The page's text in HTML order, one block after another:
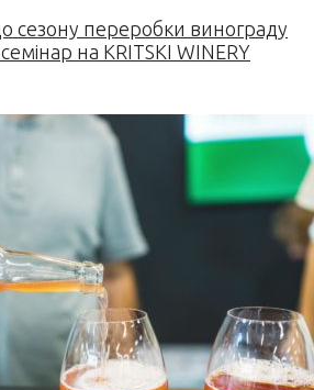
сезону переробки винограду
на KRITSKI WINERY